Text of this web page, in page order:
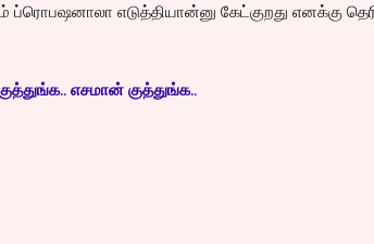
ப்ரொபஷனாலா எடுத்தியான்னு கேட்குறது எனக்கு
எசமான் குத்துங்க..